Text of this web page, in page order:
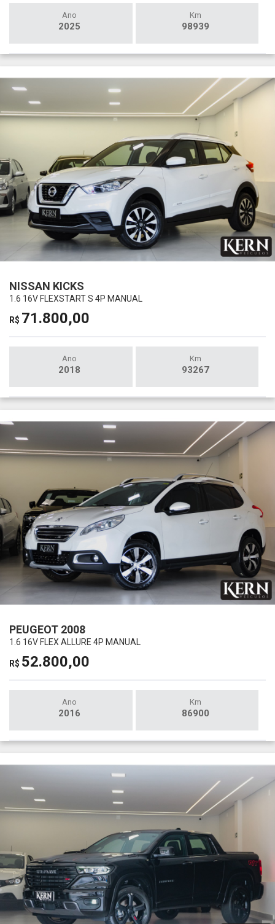
Ano
2025
Km
98939
NISSAN KICKS
1.6 16V FLEXSTART S 4P MANUAL
R$ 71.800,00
Ano
2018
Km
93267
PEUGEOT 2008
1.6 16V FLEX ALLURE 4P MANUAL
R$ 52.800,00
Ano
2016
Km
86900